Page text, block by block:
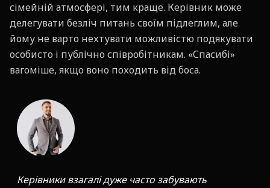
сімейній атмосфері, тим краще. Керівник може
делегувати безліч питань своїм підлеглим, але
йому не варто нехтувати можливістю подякувати
особисто і публічно співробітникам. «Спасибі»
вагоміше, якщо воно походить від боса.
Керівники взагалі дуже часто забувають